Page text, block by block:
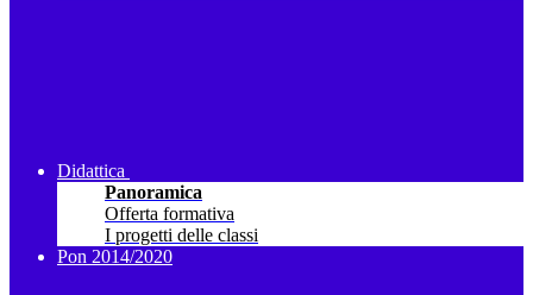
Didattica
Panoramica
Offerta formativa
I progetti delle classi
Pon 2014/2020